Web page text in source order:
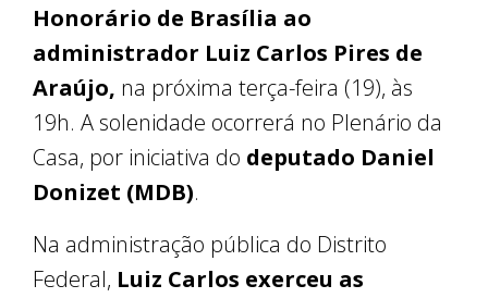
Honorário de Brasília ao
administrador Luiz Carlos Pires de
Araújo, na próxima terça-feira (19), às
19h. A solenidade ocorrerá no Plenário da
Casa, por iniciativa do deputado Daniel
Donizet (MDB).
Na administração pública do Distrito
Federal, Luiz Carlos exerceu as